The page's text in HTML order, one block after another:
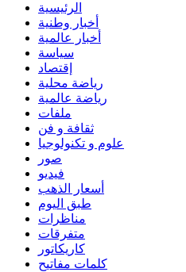
الرئيسية
أخبار وطنية
أخبار عالمية
سياسة
إقتصاد
رياضة محلية
رياضة عالمية
ملفات
ثقافة و فن
علوم و تكنولوجيا
صور
فيديو
أسعار الذهب
طبق اليوم
مناظرات
متفرقات
كاريكاتور
كلمات مفاتيح